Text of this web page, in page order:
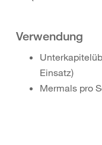
Verwendung
Einsatz)
Mermals pro